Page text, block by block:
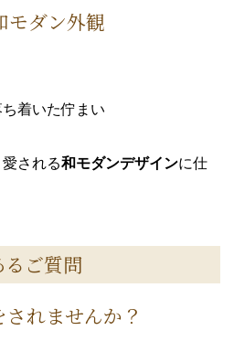
モダン外観
着いた佇まい
される和モダンデザインに仕
ご質問
れませんか？